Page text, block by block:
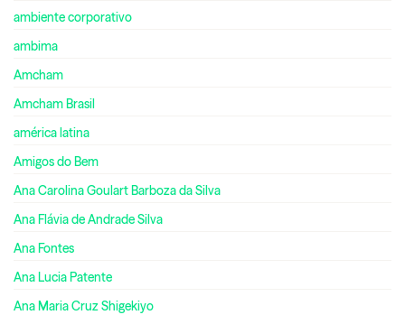
ambiente corporativo
ambima
Amcham
Amcham Brasil
américa latina
Amigos do Bem
Ana Carolina Goulart Barboza da Silva
Ana Flávia de Andrade Silva
Ana Fontes
Ana Lucia Patente
Ana Maria Cruz Shigekiyo